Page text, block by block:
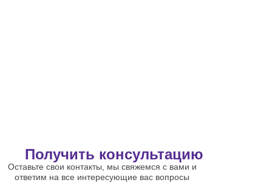
Получить консультацию
Оставьте свои контакты, мы свяжемся с вами и
ответим на все интересующие вас вопросы